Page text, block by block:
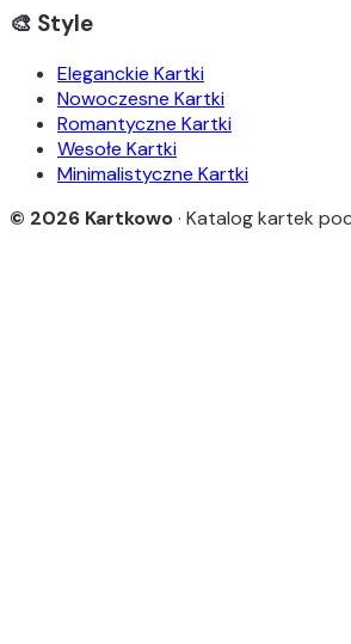
🎨 Style
Eleganckie Kartki
Nowoczesne Kartki
Romantyczne Kartki
Wesołe Kartki
Minimalistyczne Kartki
© 2026 Kartkowo· Katalog kartek